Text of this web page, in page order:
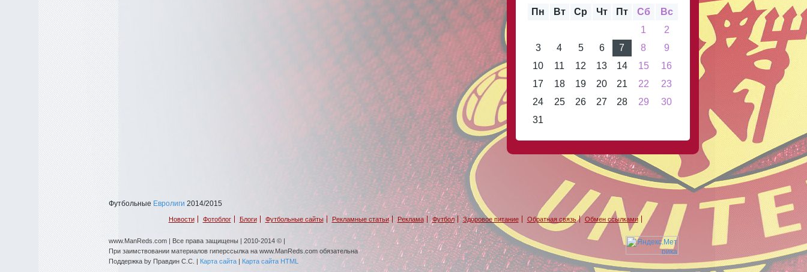
Пн Вт Ср Чт Пт Сб
Вс
1
2
3
4 5 6 7 8
9
10
11 12 13 14 15
16
17
18 19 20 21 22
23
24
25 26 27 28 29
30
31
Футбольные Евролиги 2014/2015
Новости Фотоблог Блоги Футбольные сайты Рекламные статьи Реклама Футбол Здоровое питание Обратная связь Обмен ссылками
www.ManReds.com | Все права защищены | 2010-2014 © |
При заимствовании материалов гиперссылка на www.ManReds.com обязательна
Поддержка by Правдин С.С. | Карта сайта| Карта сайта HTML